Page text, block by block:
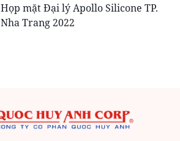
Họp mặt Đại lý Apollo Silicone TP.
Nha Trang 2022